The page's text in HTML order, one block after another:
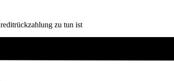
zu tun ist